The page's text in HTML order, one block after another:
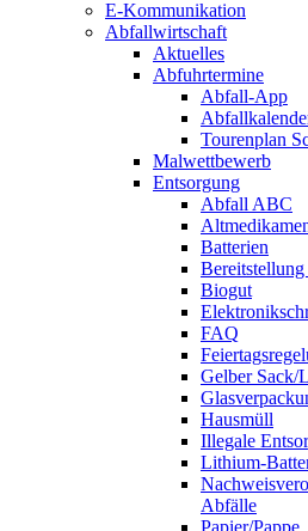
E-Kommunikation
Abfallwirtschaft
Aktuelles
Abfuhrtermine
Abfall-App
Tourenplan
Malwettbewerb
Entsorgung
Abfall ABC
Batterien
Biogut
FAQ
Gelber Sack/
Hausmüll
Illegale
Lithium-
Abfälle
Papier/Pappe